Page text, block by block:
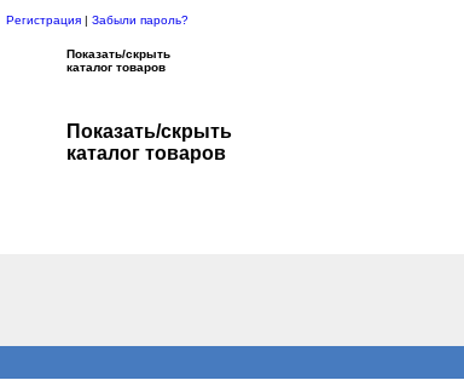
Регистрация
Забыли пароль?
Показать/скрыть
каталог товаров
Показать/скрыть
каталог товаров